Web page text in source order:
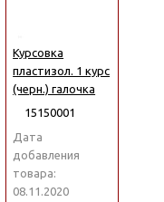
Курсовка
пластизол. 1 курс
(черн.) галочка
15150001
Дата
добавления
товара:
08.11.2020